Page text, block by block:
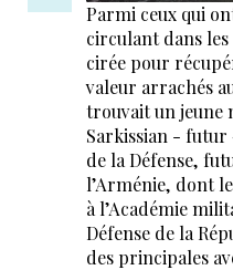
Parmi ceux qui
circulant dans les
cirée pour
valeur arrachés
trouvait un jeune
Sarkissian -
de la Défense,
l’Arménie, dont
à l’Académie
Défense de la
des principales